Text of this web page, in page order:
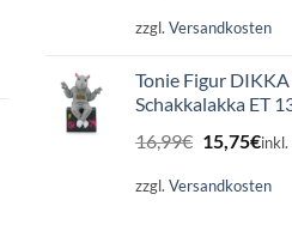
zzgl. Versandkosten
Tonie Figur
Schakkalakka ET
16,99€
Preis
war:
15,75€
ist:
inkl.
zzgl. Versandkosten